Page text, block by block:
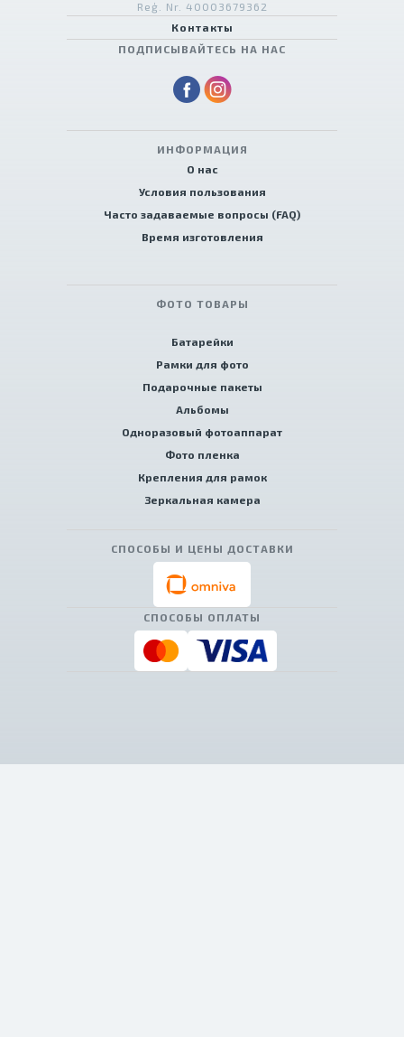
Reģ. Nr. 40003679362
Контакты
ПОДПИСЫВАЙТЕСЬ НА НАС
ИНФОРМАЦИЯ
О нас
Условия пользования
Часто задаваемые вопросы (FAQ)
Время изготовления
ФОТО ТОВАРЫ
Батарейки
Рамки для фото
Подарочные пакеты
Альбомы
Одноразовый фотоаппарат
Фото пленка
Крепления для рамок
Зеркальная камера
СПОСОБЫ И ЦЕНЫ ДОСТАВКИ
СПОСОБЫ ОПЛАТЫ